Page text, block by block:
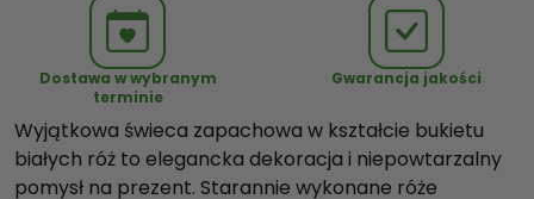
p
a
c
Dostawa w wybranym
terminie
Gwarancja jakości
Wyjątkowa świeca zapachowa w kształcie bukietu
białych róż to elegancka dekoracja i niepowtarzalny
pomysł na prezent. Starannie wykonane róże